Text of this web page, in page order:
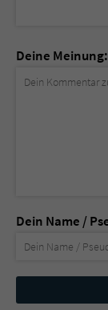
Deine Meinung:
Dein Name /
Nicht
ausfüllen!